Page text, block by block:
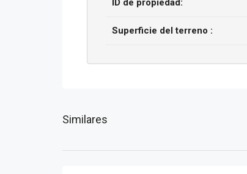
ID de propiedad:
Superficie del terreno :
Similares